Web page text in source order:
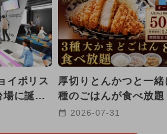
ベント
ベント
ント
ント
ント ワークショップ
イポリス
に誕
リンで
厚切りとんかつと一緒
種のごはんが食べ放題
駅前に老舗店が都心初
2026-07-31